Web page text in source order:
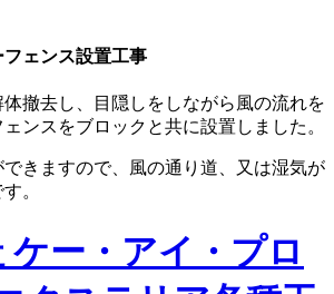
ェンス設置工事
撤去し、目隠しをしながら風の流れを
ンスをブロックと共に設置しました。
きますので、風の通り道、又は湿気が
。